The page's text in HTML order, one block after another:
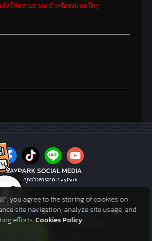
งให้ทราบล่วงหน้าหรือชดเชยใดๆ
PLAYPARK SOCIAL MEDIA
ไม่พลาดทุกข่าวสารจาก PlayPark
All rights reserved. ©2017 Asphere Innovations
you agree to the storing of cookies on
site navigation, analyze site usage, and
efforts.Cookies Policy